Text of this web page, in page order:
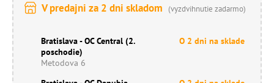
V predajni za 2 dni skladom (vyzdvihnutie zadarmo)
Bratislava - OC Central (2.
poschodie)
Metodova 6
O 2 dni na sklade